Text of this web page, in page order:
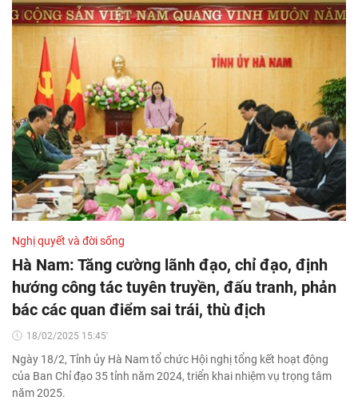
Nghị quyết và đời sống
Hà Nam: Tăng cường lãnh đạo, chỉ đạo, định
hướng công tác tuyên truyền, đấu tranh, phản
bác các quan điểm sai trái, thù địch
18/02/2025 15:45'
Ngày 18/2, Tỉnh ủy Hà Nam tổ chức Hội nghị tổng kết hoạt động
của Ban Chỉ đạo 35 tỉnh năm 2024, triển khai nhiệm vụ trọng tâm
năm 2025.